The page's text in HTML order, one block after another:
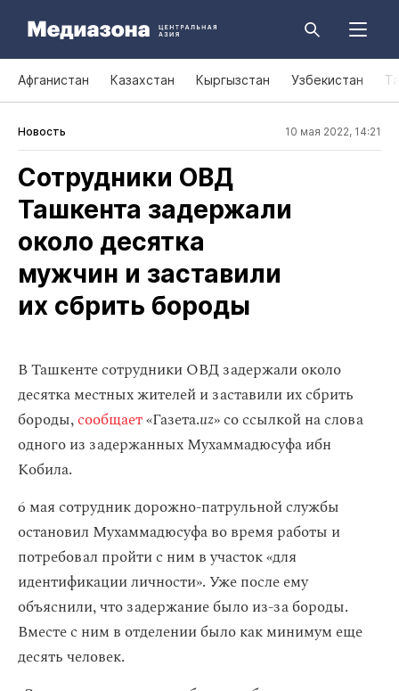
Афганистан Казахстан Кыргызстан Узбекистан
Новость 10 мая 2022, 14:21
Сотрудники ОВД
Ташкента задержали
около десятка
мужчин и заставили
их сбрить бороды
В Ташкенте сотрудники ОВД задержали около
десятка местных жителей и заставили их сбрить
бороды,сообщает«Газета.uz» со ссылкой на слова
одного из задержанных Мухаммадюсуфа ибн
Кобила.
6 мая сотрудник дорожно-патрульной службы
остановил Мухаммадюсуфа во время работы и
потребовал пройти с ним в участок «для
идентификации личности». Уже после ему
объяснили, что задержание было из-за бороды.
Вместе с ним в отделении было как минимум еще
десять человек.